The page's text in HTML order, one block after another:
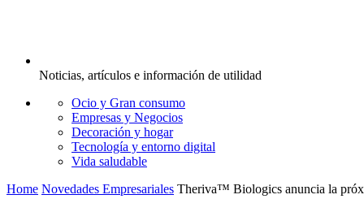
Noticias, artículos e información de utilidad
Ocio y Gran consumo
Empresas y Negocios
Decoración y hogar
Tecnología y entorno digital
Vida saludable
Home Novedades Empresariales Theriva™ Biologics anuncia la